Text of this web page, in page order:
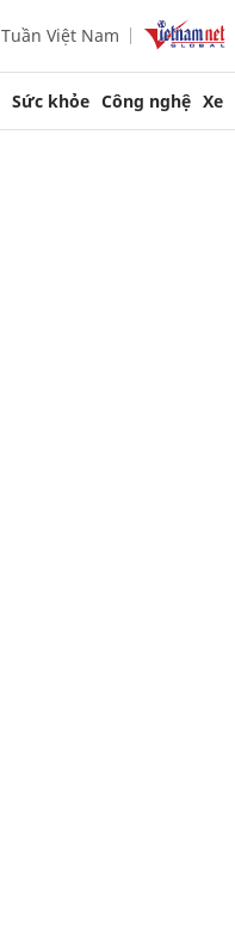
Tuần Việt Nam
Sức khỏe Công nghệ Xe